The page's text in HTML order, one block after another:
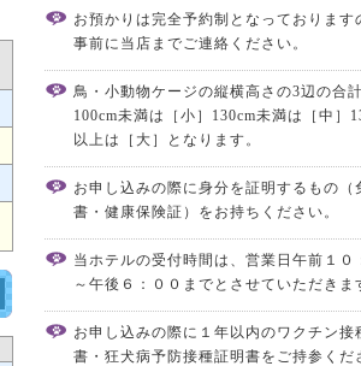
お預かりは完全予約制となっております
事前に当店までご連絡ください。
鳥・小動物ケージの縦横高さの3辺の合
100cm未満は［小］130cm未満は［中］
以上は［大］となります。
お申し込みの際に身分を証明するもの（
書・健康保険証）をお持ちください。
当ホテルの受付時間は、営業日午前１０
～午後６：００までとさせていただきま
お申し込みの際に１年以内のワクチン接
書・狂犬病予防接種証明書をご持参くだ